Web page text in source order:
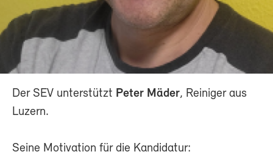
Der SEV unterstützt Peter Mäder, Reiniger aus
Luzern.
Seine Motivation für die Kandidatur: